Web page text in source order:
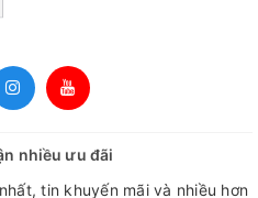
nhiều ưu đãi
tin khuyến mãi và nhiều hơn